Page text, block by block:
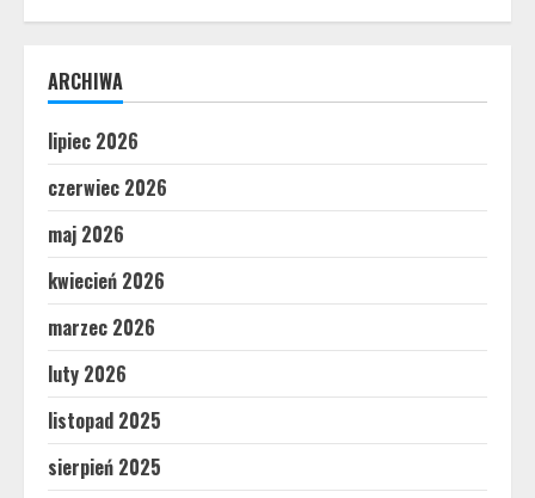
ARCHIWA
lipiec 2026
czerwiec 2026
maj 2026
kwiecień 2026
marzec 2026
luty 2026
listopad 2025
sierpień 2025